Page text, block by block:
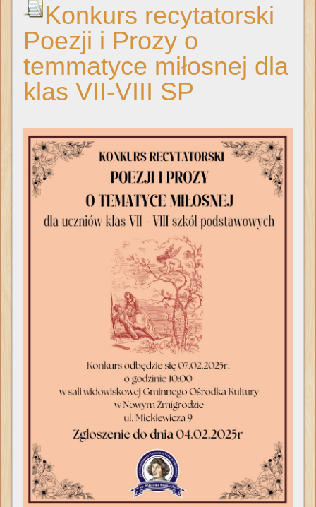
Konkurs recytatorski
Poezji i Prozy o
temmatyce miłosnej dla
klas VII-VIII SP